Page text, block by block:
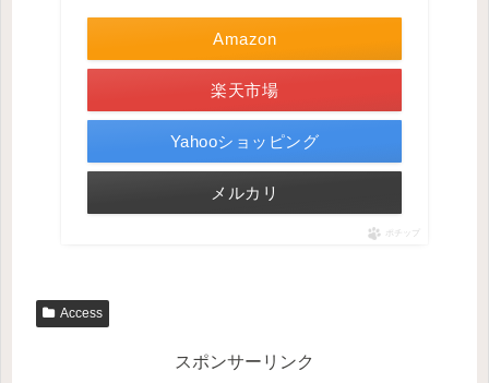
Amazon
楽天市場
Yahooショッピング
メルカリ
ポチップ
Access
スポンサーリンク